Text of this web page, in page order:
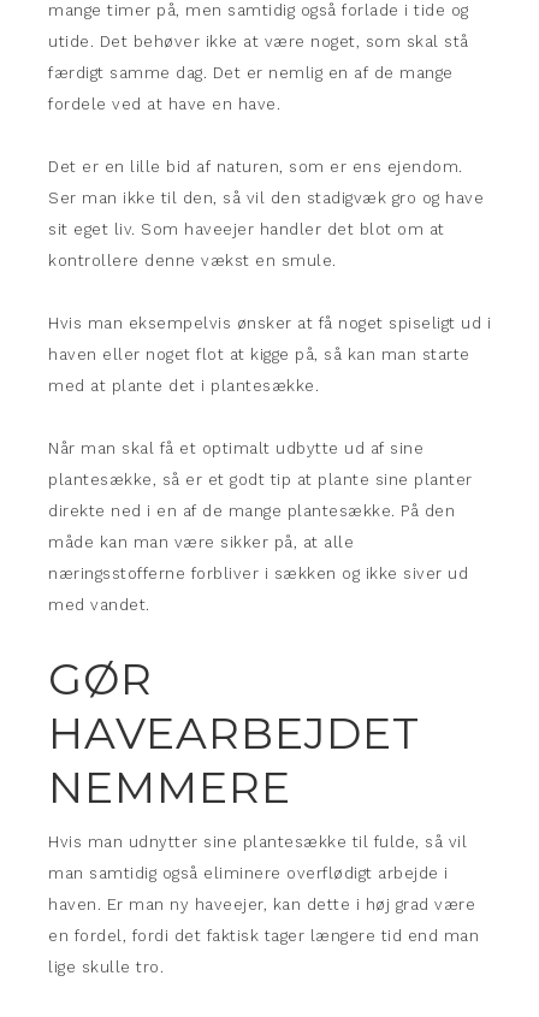
mange timer på, men samtidig også forlade i tide og
utide. Det behøver ikke at være noget, som skal stå
færdigt samme dag. Det er nemlig en af de mange
fordele ved at have en have.
Det er en lille bid af naturen, som er ens ejendom.
Ser man ikke til den, så vil den stadigvæk gro og have
sit eget liv. Som haveejer handler det blot om at
kontrollere denne vækst en smule.
Hvis man eksempelvis ønsker at få noget spiseligt ud i
haven eller noget flot at kigge på, så kan man starte
med at plante det i plantesække.
Når man skal få et optimalt udbytte ud af sine
plantesække, så er et godt tip at plante sine planter
direkte ned i en af de mange plantesække. På den
måde kan man være sikker på, at alle
næringsstofferne forbliver i sækken og ikke siver ud
med vandet.
GØR
HAVEARBEJDET
NEMMERE
Hvis man udnytter sine plantesække til fulde, så vil
man samtidig også eliminere overflødigt arbejde i
haven. Er man ny haveejer, kan dette i høj grad være
en fordel, fordi det faktisk tager længere tid end man
lige skulle tro.